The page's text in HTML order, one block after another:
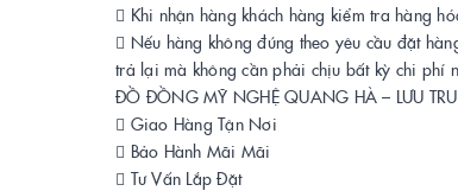
 Khi nhận hàng khách hàng kiểm tra hàng
 Nếu hàng không đúng theo yêu cầu đặt
trả lại mà không cần phải chịu bất kỳ chi phí
ĐỒ ĐỒNG MỸ NGHỆ QUANG HÀ – LƯU
 Giao Hàng Tận Nơi
 Bảo Hành Mãi Mãi
 Tư Vấn Lắp Đặt